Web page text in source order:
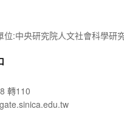
位:中央研究院人文社會科學研
轉110